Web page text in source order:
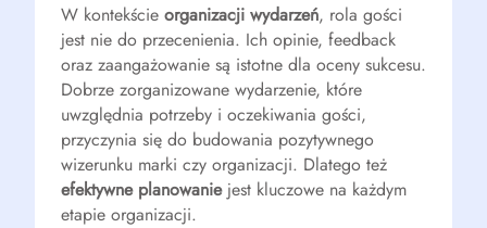
W kontekście organizacji wydarzeń, rola gości
jest nie do przecenienia. Ich opinie, feedback
oraz zaangażowanie są istotne dla oceny sukcesu.
Dobrze zorganizowane wydarzenie, które
uwzględnia potrzeby i oczekiwania gości,
przyczynia się do budowania pozytywnego
wizerunku marki czy organizacji. Dlatego też
efektywne planowaniejest kluczowe na każdym
etapie organizacji.